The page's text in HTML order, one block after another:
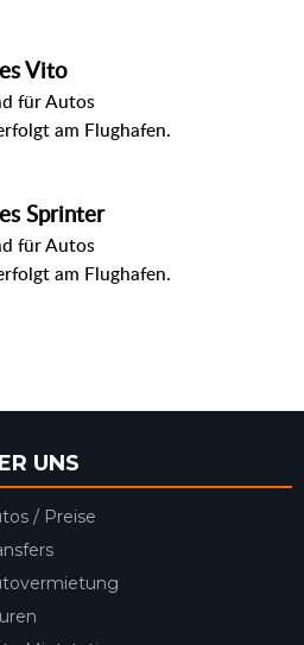
Vito
für Autos
am Flughafen.
Sprinter
für Autos
am Flughafen.
UNS
/ Preise